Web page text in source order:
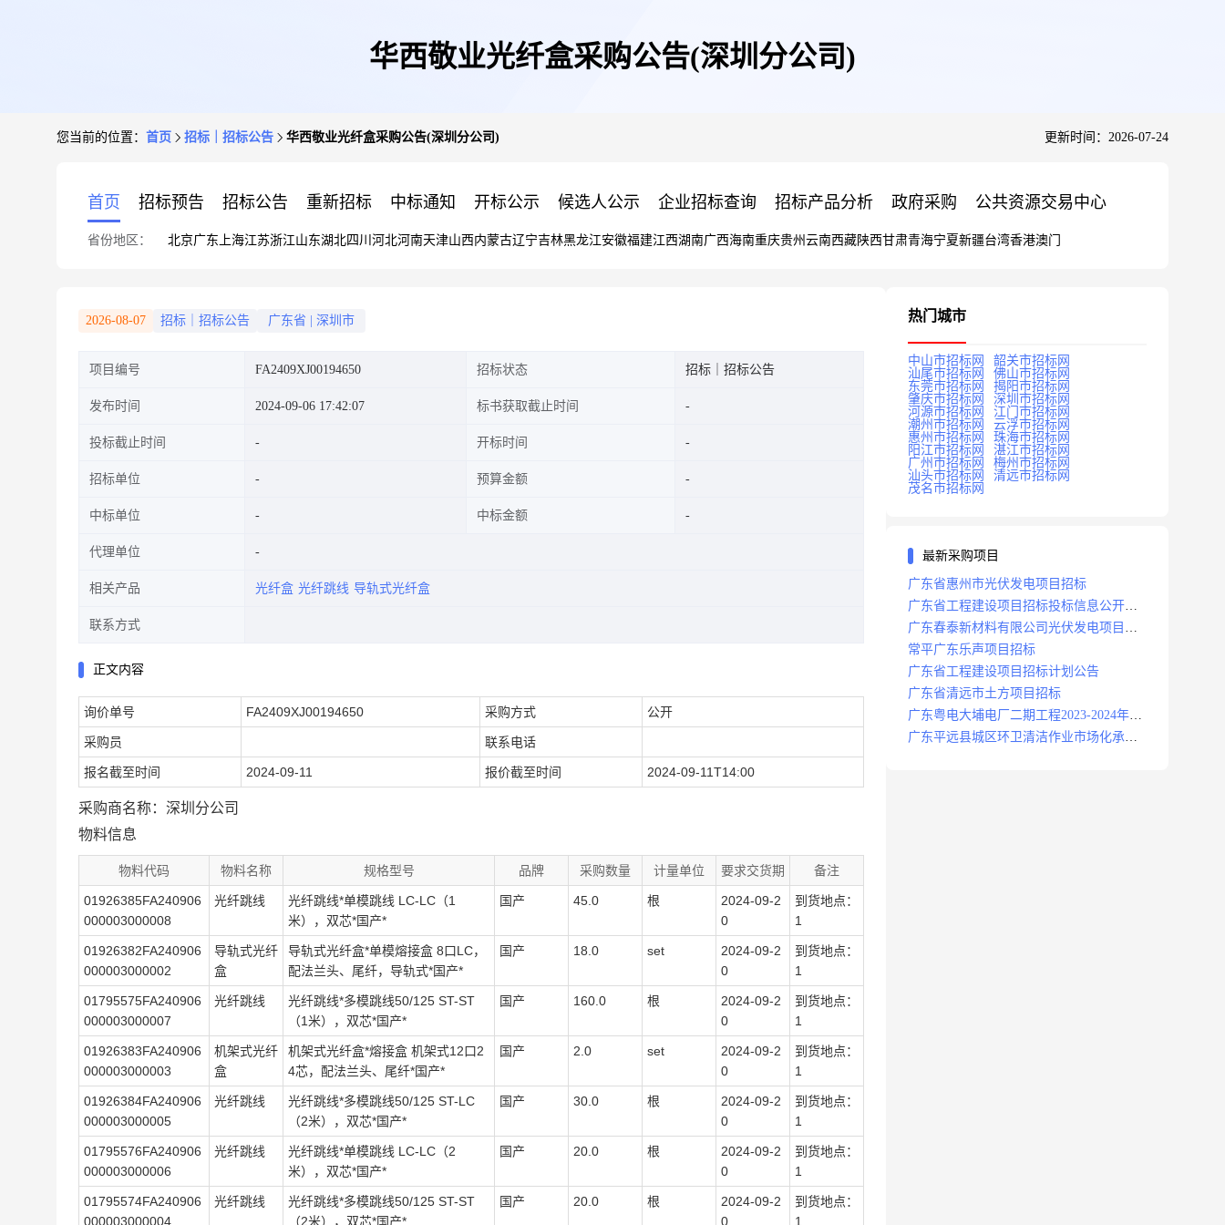
华西敬业光纤盒采购公告(深圳分公司)
您当前的位置： 首页 招标｜招标公告 华西敬业光纤盒采购公告(深圳分公司) 更新时间：2026-07-24
首页 招标预告 招标公告 重新招标 中标通知 开标公示 候选人公示 企业招标查询 招标产品分析 政府采购 公共资源交易中心
省份地区： 北京广东 上海江苏浙江山东湖北四川 河北河南天津山西内蒙古辽宁吉林黑龙江安徽福建江西湖南广西海南重庆贵州 云南西藏陕西甘肃青海宁夏新疆台湾香港澳门
2026-08-07 招标｜招标公告 广东省 深圳市
项目编号 FA2409XJ00194650 招标状态 招标｜招标公告
发布时间 2024-09-06 17:42:07 标书获取截止时间
投标截止时间 开标时间
招标单位 预算金额
中标单位 中标金额
代理单位
相关产品 光纤盒 光纤跳线 导轨式光纤盒
联系方式
正文内容
询价单号 FA2409XJ00194650 采购方式 公开
采购员 联系电话
报名截至时间 2024-09-11 报价截至时间 2024-09-11T14:00
采购商名称：深圳分公司
物料信息
物料代码 物料名称 规格型号 品牌 采购数量 计量单位 要求交货期 备注
01926385FA240906
000003000008
光纤跳线
光纤跳线*单模跳线 LC-LC（1
米），双芯*国产*
国产 45.0 根
2024-09-2
0
到货地点：
1
01926382FA240906
000003000002
导轨式光纤
盒
导轨式光纤盒*单模熔接盒 8口LC，
配法兰头、尾纤，导轨式*国产*
国产 18.0 set
2024-09-2
0
到货地点：
1
01795575FA240906
000003000007
光纤跳线
光纤跳线*多模跳线50/125 ST-ST
（1米），双芯*国产*
国产 160.0 根
2024-09-2
0
到货地点：
1
01926383FA240906
000003000003
机架式光纤
盒
机架式光纤盒*熔接盒 机架式12口2
4芯，配法兰头、尾纤*国产*
国产 2.0 set
2024-09-2
0
到货地点：
1
01926384FA240906
000003000005
光纤跳线
光纤跳线*多模跳线50/125 ST-LC
（2米），双芯*国产*
国产 30.0 根
2024-09-2
0
到货地点：
1
01795576FA240906
000003000006
光纤跳线
光纤跳线*单模跳线 LC-LC（2
米），双芯*国产*
国产 20.0 根
2024-09-2
0
到货地点：
1
01795574FA240906
000003000004
光纤跳线
光纤跳线*多模跳线50/125 ST-ST
（2米），双芯*国产*
国产 20.0 根
2024-09-2
0
到货地点：
1
热门城市
中山市招标网
韶关市招标网
汕尾市招标网
佛山市招标网
东莞市招标网
揭阳市招标网
肇庆市招标网
深圳市招标网
河源市招标网
江门市招标网
潮州市招标网
云浮市招标网
惠州市招标网
珠海市招标网
阳江市招标网
湛江市招标网
广州市招标网
梅州市招标网
汕头市招标网
清远市招标网
茂名市招标网
最新采购项目
广东省惠州市光伏发电项目招标
广东省工程建设项目招标投标信息公开目
录
广东春泰新材料有限公司光伏发电项目招
标
常平广东乐声项目招标
广东省工程建设项目招标计划公告
广东省清远市土方项目招标
广东粤电大埔电厂二期工程2023-2024年度
安保服务项目招标公告
广东平远县城区环卫清洁作业市场化承包